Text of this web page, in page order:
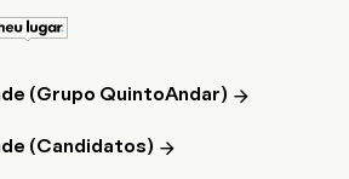
(Grupo QuintoAndar)
(Candidatos)